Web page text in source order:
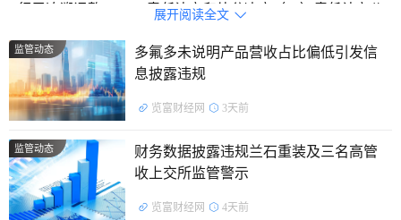
行了追溯调整。 二、责任认定和处分决定（一）责任认定公
二款，《上海证券交易所科创板股票上市规则（2020年修
订）》 （以下简称《科创板股票上市规则》）第1.4条、第
5.1.2条、第 5.1.3 条等有关规定。 责任人方面，根据《决定
书》认定，时任董事长郁发新负责 公司整体管理，未勤勉尽
责，未能保证公司2022年年度报告真实、准确、完整，是公司
违法行为直接负责的主管人员；时任董事、副总经理陈浔濛，
展开阅读全文 
监管动态
多氟多未说明产品营收占比偏低引发信
息披露违规
览富财经网 3天前
监管动态
财务数据披露违规兰石重装及三名高管
收上交所监管警示
览富财经网 4天前